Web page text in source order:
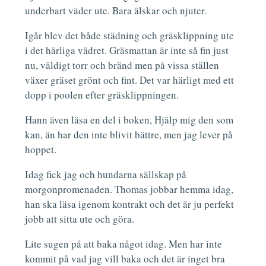
underbart väder ute. Bara älskar och njuter.
Igår blev det både städning och gräsklippning ute
i det härliga vädret. Gräsmattan är inte så fin just
nu, väldigt torr och bränd men på vissa ställen
växer gräset grönt och fint. Det var härligt med ett
dopp i poolen efter gräsklippningen.
Hann även läsa en del i boken, Hjälp mig den som
kan, än har den inte blivit bättre, men jag lever på
hoppet.
Idag fick jag och hundarna sällskap på
morgonpromenaden. Thomas jobbar hemma idag,
han ska läsa igenom kontrakt och det är ju perfekt
jobb att sitta ute och göra.
Lite sugen på att baka något idag. Men har inte
kommit på vad jag vill baka och det är inget bra